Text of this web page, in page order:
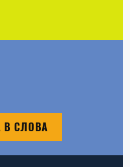
В СЛОВА